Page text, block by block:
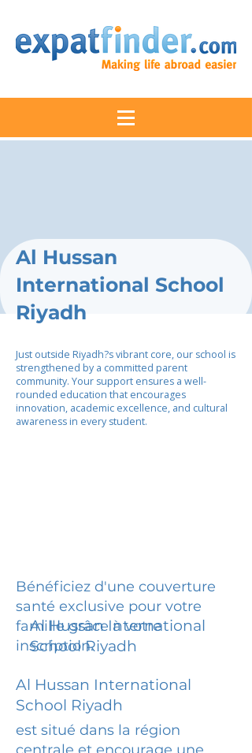
Al Hussan
International School
Riyadh
Just outside Riyadh?s vibrant core, our school is
strengthened by a committed parent
community. Your support ensures a well-
rounded education that encourages
innovation, academic excellence, and cultural
awareness in every student.
Bénéficiez d'une couverture
santé exclusive pour votre
famille grâce à votre
inscription.
Al Hussan International
School Riyadh
Al Hussan International
School Riyadh
est situé dans la région